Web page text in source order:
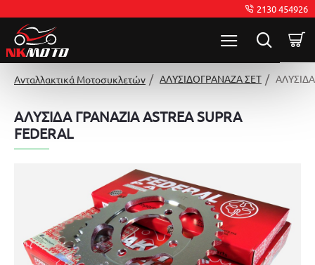
2130 454926
Ανταλλακτικά Μοτοσυκλετών ΑΛΥΣΙΔΟΓΡΑΝΑΖΑ ΣΕΤ
ΑΛΥΣΙΔΑ ΓΡΑΝΑΖΙΑ ASTREA SUPRA
FEDERAL